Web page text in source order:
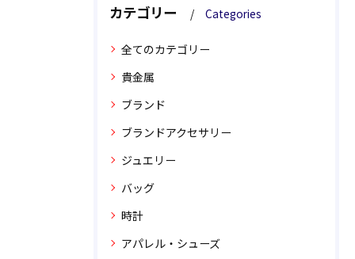
カテゴリー Categories
全てのカテゴリー
貴金属
ブランド
ブランドアクセサリー
ジュエリー
バッグ
時計
アパレル・シューズ